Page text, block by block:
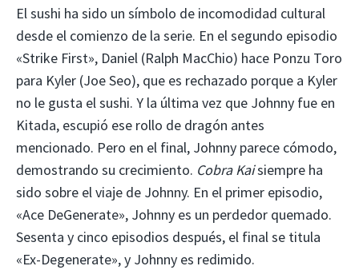
El sushi ha sido un símbolo de incomodidad cultural
desde el comienzo de la serie. En el segundo episodio
«Strike First», Daniel (Ralph MacChio) hace Ponzu Toro
para Kyler (Joe Seo), que es rechazado porque a Kyler
no le gusta el sushi. Y la última vez que Johnny fue en
Kitada, escupió ese rollo de dragón antes
mencionado. Pero en el final, Johnny parece cómodo,
demostrando su crecimiento. Cobra Kaisiempre ha
sido sobre el viaje de Johnny. En el primer episodio,
«Ace DeGenerate», Johnny es un perdedor quemado.
Sesenta y cinco episodios después, el final se titula
«Ex-Degenerate», y Johnny es redimido.